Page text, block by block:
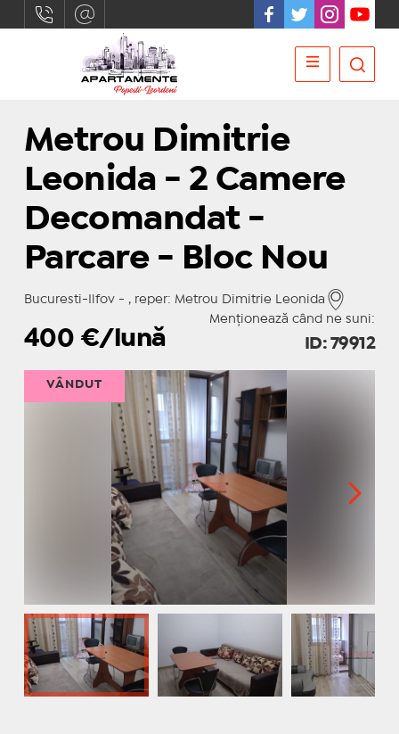
Metrou Dimitrie
Leonida - 2 Camere
Decomandat -
Parcare - Bloc Nou
Bucuresti-Ilfov - , reper: Metrou Dimitrie Leonida
Menționează când ne suni:
400 €/lună ID: 79912
VÂNDUT